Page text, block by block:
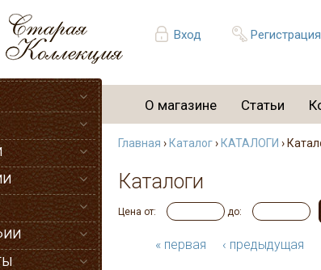
Вход Регистрация
О магазине Статьи
Главная › Каталог› КАТАЛОГИ ›
Каталоги
Цена от: до:
« первая ‹ предыдущая